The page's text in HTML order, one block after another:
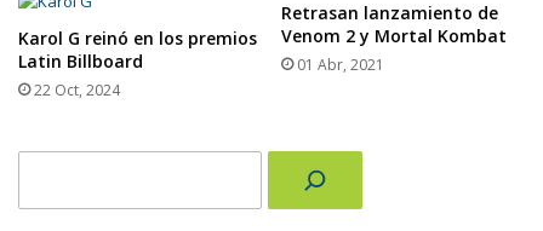
Karol G reinó en los premios
Latin Billboard
22 Oct, 2024
Retrasan lanzamiento de
Venom 2 y Mortal Kombat
01 Abr, 2021